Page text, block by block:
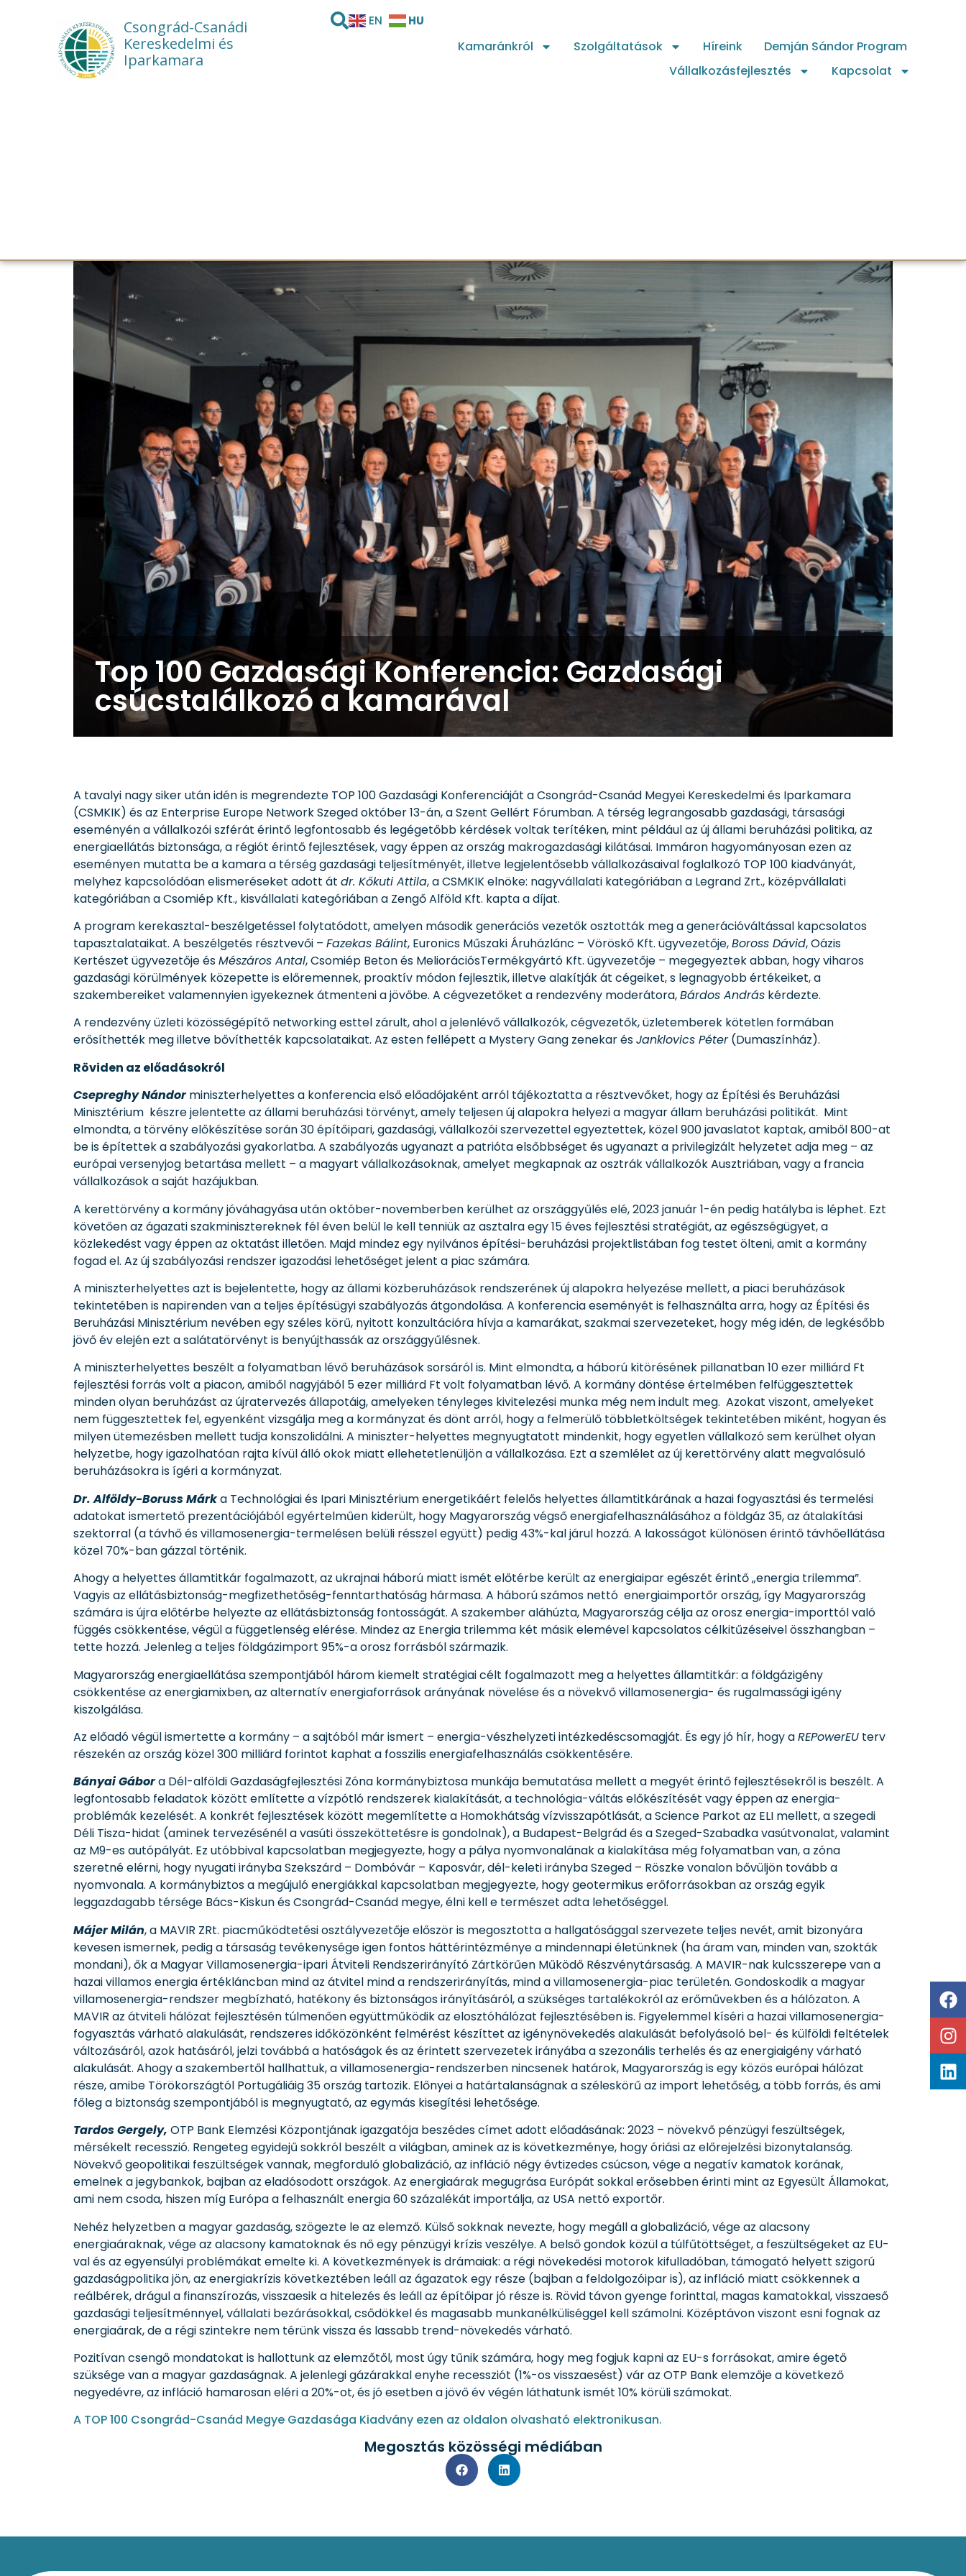
Csongrád-Csanádi
Kereskedelmi és
Iparkamara
EN HU
Kamaránkról Szolgáltatások Híreink
Demján Sándor Program
Vállalkozásfejlesztés
Kapcsolat
Top 100 Gazdasági Konferencia: Gazdasági
csúcstalálkozó a kamarával
A tavalyi nagy siker után idén is megrendezte TOP 100 Gazdasági Konferenciáját a Csongrád-Csanád Megyei Kereskedelmi és Iparkamara
(CSMKIK) és az Enterprise Europe Network Szeged október 13-án, a Szent Gellért Fórumban. A térség legrangosabb gazdasági, társasági
eseményén a vállalkozói szférát érintő legfontosabb és legégetőbb kérdések voltak terítéken, mint például az új állami beruházási politika, az
energiaellátás biztonsága, a régiót érintő fejlesztések, vagy éppen az ország makrogazdasági kilátásai. Immáron hagyományosan ezen az
eseményen mutatta be a kamara a térség gazdasági teljesítményét, illetve legjelentősebb vállalkozásaival foglalkozó TOP 100 kiadványát,
melyhez kapcsolódóan elismeréseket adott át dr. Kőkuti Attila, a CSMKIK elnöke: nagyvállalati kategóriában a Legrand Zrt., középvállalati
kategóriában a Csomiép Kft., kisvállalati kategóriában a Zengő Alföld Kft. kapta a díjat.
A program kerekasztal-beszélgetéssel folytatódott, amelyen második generációs vezetők osztották meg a generációváltással kapcsolatos
tapasztalataikat. A beszélgetés résztvevői – Fazekas Bálint, Euronics Műszaki Áruházlánc – Vöröskő Kft. ügyvezetője,Boross Dávid, Oázis
Kertészet ügyvezetője ésMészáros Antal, Csomiép Beton és MeliorációsTermékgyártó Kft. ügyvezetője – megegyeztek abban, hogy viharos
gazdasági körülmények közepette is előremennek, proaktív módon fejlesztik, illetve alakítják át cégeiket, s legnagyobb értékeiket, a
szakembereiket valamennyien igyekeznek átmenteni a jövőbe. A cégvezetőket a rendezvény moderátora,Bárdos András kérdezte.
A rendezvény üzleti közösségépítő networking esttel zárult, ahol a jelenlévő vállalkozók, cégvezetők, üzletemberek kötetlen formában
erősíthették meg illetve bővíthették kapcsolataikat. Az esten fellépett a Mystery Gang zenekar ésJanklovics Péter(Dumaszínház).
Röviden az előadásokról
Csepreghy Nándorminiszterhelyettes a konferencia első előadójaként arról tájékoztatta a résztvevőket, hogy az Építési és Beruházási
Minisztérium készre jelentette az állami beruházási törvényt, amely teljesen új alapokra helyezi a magyar állam beruházási politikát. Mint
elmondta, a törvény előkészítése során 30 építőipari, gazdasági, vállalkozói szervezettel egyeztettek, közel 900 javaslatot kaptak, amiből 800-at
be is építettek a szabályozási gyakorlatba. A szabályozás ugyanazt a patrióta elsőbbséget és ugyanazt a privilegizált helyzetet adja meg – az
európai versenyjog betartása mellett – a magyart vállalkozásoknak, amelyet megkapnak az osztrák vállalkozók Ausztriában, vagy a francia
vállalkozások a saját hazájukban.
A kerettörvény a kormány jóváhagyása után október-novemberben kerülhet az országgyűlés elé, 2023 január 1-én pedig hatályba is léphet. Ezt
követően az ágazati szakminisztereknek fél éven belül le kell tenniük az asztalra egy 15 éves fejlesztési stratégiát, az egészségügyet, a
közlekedést vagy éppen az oktatást illetően. Majd mindez egy nyilvános építési-beruházási projektlistában fog testet ölteni, amit a kormány
fogad el. Az új szabályozási rendszer igazodási lehetőséget jelent a piac számára.
A miniszterhelyettes azt is bejelentette, hogy az állami közberuházások rendszerének új alapokra helyezése mellett, a piaci beruházások
tekintetében is napirenden van a teljes építésügyi szabályozás átgondolása. A konferencia eseményét is felhasználta arra, hogy az Építési és
Beruházási Minisztérium nevében egy széles körű, nyitott konzultációra hívja a kamarákat, szakmai szervezeteket, hogy még idén, de legkésőbb
jövő év elején ezt a salátatörvényt is benyújthassák az országgyűlésnek.
A miniszterhelyettes beszélt a folyamatban lévő beruházások sorsáról is. Mint elmondta, a háború kitörésének pillanatban 10 ezer milliárd Ft
fejlesztési forrás volt a piacon, amiből nagyjából 5 ezer milliárd Ft volt folyamatban lévő. A kormány döntése értelmében felfüggesztettek
minden olyan beruházást az újratervezés állapotáig, amelyeken tényleges kivitelezési munka még nem indult meg. Azokat viszont, amelyeket
nem függesztettek fel, egyenként vizsgálja meg a kormányzat és dönt arról, hogy a felmerülő többletköltségek tekintetében miként, hogyan és
milyen ütemezésben mellett tudja konszolidálni. A miniszter-helyettes megnyugtatott mindenkit, hogy egyetlen vállalkozó sem kerülhet olyan
helyzetbe, hogy igazolhatóan rajta kívül álló okok miatt ellehetetlenüljön a vállalkozása. Ezt a szemlélet az új kerettörvény alatt megvalósuló
beruházásokra is ígéri a kormányzat.
Dr. Alföldy-Boruss Márka Technológiai és Ipari Minisztérium energetikáért felelős helyettes államtitkárának a hazai fogyasztási és termelési
adatokat ismertető prezentációjából egyértelműen kiderült, hogy Magyarország végső energiafelhasználásához a földgáz 35, az átalakítási
szektorral (a távhő és villamosenergia-termelésen belüli résszel együtt) pedig 43%-kal járul hozzá. A lakosságot különösen érintő távhőellátása
közel 70%-ban gázzal történik.
Ahogy a helyettes államtitkár fogalmazott, az ukrajnai háború miatt ismét előtérbe került az energiaipar egészét érintő „energia trilemma”.
Vagyis az ellátásbiztonság-megfizethetőség-fenntarthatóság hármasa. A háború számos nettó energiaimportőr ország, így Magyarország
számára is újra előtérbe helyezte az ellátásbiztonság fontosságát. A szakember aláhúzta, Magyarország célja az orosz energia-importtól való
függés csökkentése, végül a függetlenség elérése. Mindez az Energia trilemma két másik elemével kapcsolatos célkitűzéseivel összhangban –
tette hozzá. Jelenleg a teljes földgázimport 95%-a orosz forrásból származik.
Magyarország energiaellátása szempontjából három kiemelt stratégiai célt fogalmazott meg a helyettes államtitkár: a földgázigény
csökkentése az energiamixben, az alternatív energiaforrások arányának növelése és a növekvő villamosenergia- és rugalmassági igény
kiszolgálása.
Az előadó végül ismertette a kormány – a sajtóból már ismert – energia-vészhelyzeti intézkedéscsomagját. És egy jó hír, hogy aREPowerEU terv
részekén az ország közel 300 milliárd forintot kaphat a fosszilis energiafelhasználás csökkentésére.
Bányai Gábora Dél-alföldi Gazdaságfejlesztési Zóna kormánybiztosa munkája bemutatása mellett a megyét érintő fejlesztésekről is beszélt. A
legfontosabb feladatok között említette a vízpótló rendszerek kialakítását, a technológia-váltás előkészítését vagy éppen az energia-
problémák kezelését. A konkrét fejlesztések között megemlítette a Homokhátság vízvisszapótlását, a Science Parkot az ELI mellett, a szegedi
Déli Tisza-hidat (aminek tervezésénél a vasúti összeköttetésre is gondolnak), a Budapest-Belgrád és a Szeged-Szabadka vasútvonalat, valamint
az M9-es autópályát. Ez utóbbival kapcsolatban megjegyezte, hogy a pálya nyomvonalának a kialakítása még folyamatban van, a zóna
szeretné elérni, hogy nyugati irányba Szekszárd – Dombóvár – Kaposvár, dél-keleti irányba Szeged – Röszke vonalon bővüljön tovább a
nyomvonala. A kormánybiztos a megújuló energiákkal kapcsolatban megjegyezte, hogy geotermikus erőforrásokban az ország egyik
leggazdagabb térsége Bács-Kiskun és Csongrád-Csanád megye, élni kell e természet adta lehetőséggel.
Májer Milán, a MAVIR ZRt. piacműködtetési osztályvezetője először is megosztotta a hallgatósággal szervezete teljes nevét, amit bizonyára
kevesen ismernek, pedig a társaság tevékenysége igen fontos háttérintézménye a mindennapi életünknek (ha áram van, minden van, szokták
mondani), ők a Magyar Villamosenergia-ipari Átviteli Rendszerirányító Zártkörűen Működő Részvénytársaság. A MAVIR-nak kulcsszerepe van a
hazai villamos energia értékláncban mind az átvitel mind a rendszerirányítás, mind a villamosenergia-piac területén. Gondoskodik a magyar
villamosenergia-rendszer megbízható, hatékony és biztonságos irányításáról, a szükséges tartalékokról az erőművekben és a hálózaton. A
MAVIR az átviteli hálózat fejlesztésén túlmenően együttműködik az elosztóhálózat fejlesztésében is. Figyelemmel kíséri a hazai villamosenergia-
fogyasztás várható alakulását, rendszeres időközönként felmérést készíttet az igénynövekedés alakulását befolyásoló bel- és külföldi feltételek
változásáról, azok hatásáról, jelzi továbbá a hatóságok és az érintett szervezetek irányába a szezonális terhelés és az energiaigény várható
alakulását. Ahogy a szakembertől hallhattuk, a villamosenergia-rendszerben nincsenek határok, Magyarország is egy közös európai hálózat
része, amibe Törökországtól Portugáliáig 35 ország tartozik. Előnyei a határtalanságnak a széleskörű az import lehetőség, a több forrás, és ami
főleg a biztonság szempontjából is megnyugtató, az egymás kisegítési lehetősége.
Tardos Gergely, OTP Bank Elemzési Központjának igazgatója beszédes címet adott előadásának: 2023 – növekvő pénzügyi feszültségek,
mérsékelt recesszió. Rengeteg egyidejű sokkról beszélt a világban, aminek az is következménye, hogy óriási az előrejelzési bizonytalanság.
Növekvő geopolitikai feszültségek vannak, megforduló globalizáció, az infláció négy évtizedes csúcson, vége a negatív kamatok korának,
emelnek a jegybankok, bajban az eladósodott országok. Az energiaárak megugrása Európát sokkal erősebben érinti mint az Egyesült Államokat,
ami nem csoda, hiszen míg Európa a felhasznált energia 60 százalékát importálja, az USA nettó exportőr.
Nehéz helyzetben a magyar gazdaság, szögezte le az elemző. Külső sokknak nevezte, hogy megáll a globalizáció, vége az alacsony
energiaáraknak, vége az alacsony kamatoknak és nő egy pénzügyi krízis veszélye. A belső gondok közül a túlfűtöttséget, a feszültségeket az EU-
val és az egyensúlyi problémákat emelte ki. A következmények is drámaiak: a régi növekedési motorok kifulladóban, támogató helyett szigorú
gazdaságpolitika jön, az energiakrízis következtében leáll az ágazatok egy része (bajban a feldolgozóipar is), az infláció miatt csökkennek a
reálbérek, drágul a finanszírozás, visszaesik a hitelezés és leáll az építőipar jó része is. Rövid távon gyenge forinttal, magas kamatokkal, visszaeső
gazdasági teljesítménnyel, vállalati bezárásokkal, csődökkel és magasabb munkanélküliséggel kell számolni. Középtávon viszont esni fognak az
energiaárak, de a régi szintekre nem térünk vissza és lassabb trend-növekedés várható.
Pozitívan csengő mondatokat is hallottunk az elemzőtől, most úgy tűnik számára, hogy meg fogjuk kapni az EU-s forrásokat, amire égető
szüksége van a magyar gazdaságnak. A jelenlegi gázárakkal enyhe recessziót (1%-os visszaesést) vár az OTP Bank elemzője a következő
negyedévre, az infláció hamarosan eléri a 20%-ot, és jó esetben a jövő év végén láthatunk ismét 10% körüli számokat.
A TOP 100 Csongrád-Csanád Megye Gazdasága Kiadvány ezen az oldalon olvasható elektronikusan.
Megosztás közösségi médiában